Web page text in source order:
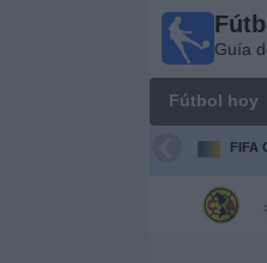
Guía
Fútbol hoy
FIFA